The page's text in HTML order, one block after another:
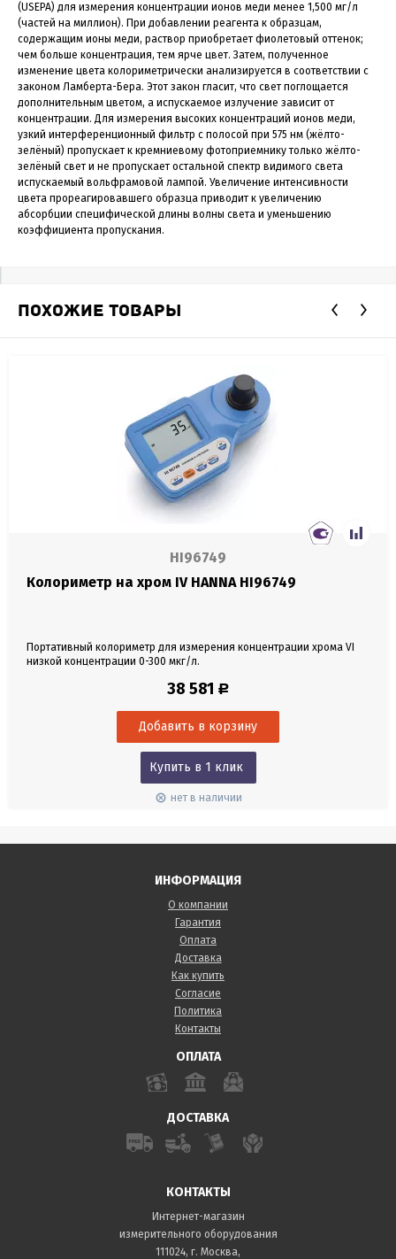
(USEPA) для измерения концентрации ионов меди менее 1,500 мг/л
(частей на миллион). При добавлении реагента к образцам,
содержащим ионы меди, раствор приобретает фиолетовый оттенок;
чем больше концентрация, тем ярче цвет. Затем, полученное
изменение цвета колориметрически анализируется в соответствии с
законом Ламберта-Бера. Этот закон гласит, что свет поглощается
дополнительным цветом, а испускаемое излучение зависит от
концентрации. Для измерения высоких концентраций ионов меди,
узкий интерференционный фильтр с полосой при 575 нм (жёлто-
зелёный) пропускает к кремниевому фотоприемнику только жёлто-
зелёный свет и не пропускает остальной спектр видимого света
испускаемый вольфрамовой лампой. Увеличение интенсивности
цвета прореагировавшего образца приводит к увеличению
абсорбции специфической длины волны света и уменьшению
коэффициента пропускания.
ПОХОЖИЕ ТОВАРЫ
HI96749
Колориметр на хром IV HANNA HI96749
Портативный колориметр для измерения концентрации хрома VI
низкой концентрации 0-300 мкг/л.
38 581 Р
Купить в 1 клик
нет в наличии
ИНФОРМАЦИЯ
О компании
Гарантия
Оплата
Доставка
Как купить
Согласие
Политика
Контакты
ОПЛАТА
ДОСТАВКА
КОНТАКТЫ
Интернет-магазин
измерительного оборудования
111024, г. Москва,